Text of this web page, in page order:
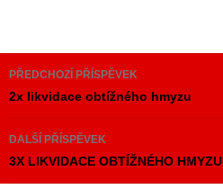
Navigace
pro
příspěvky
PŘEDCHOZÍ PŘÍSPĚVEK
2x likvidace obtížného hmyzu
DALŠÍ PŘÍSPĚVEK
3X LIKVIDACE OBTÍŽNÉHO HMYZU